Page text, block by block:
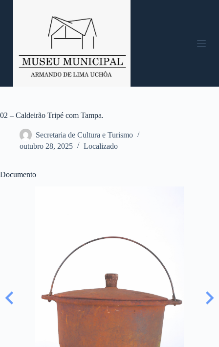
o
n
02 – Caldeirão Tripé com Tampa.
Secretaria de Cultura e Turismo
outubro 28, 2025
Localizado
Documento